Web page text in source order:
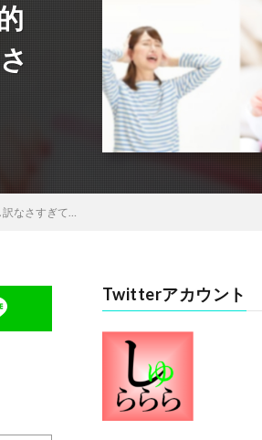
訳なさすぎて…
Twitterアカウント